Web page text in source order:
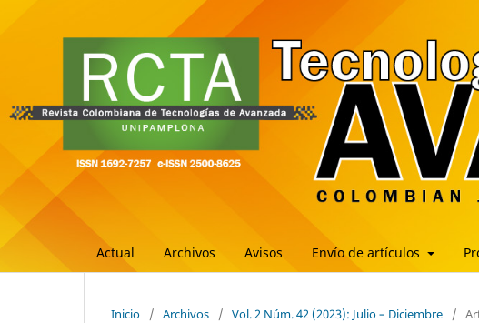
Actual Archivos Avisos Envío de artículos
Inicio / Archivos / Vol. 2 Núm. 42 (2023): Julio – Diciembre /